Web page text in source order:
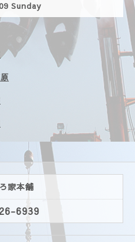
Sunday
家本舗
6939